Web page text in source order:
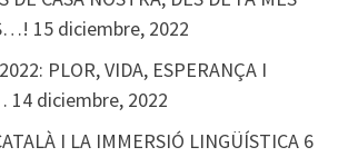
15 diciembre, 2022
PLOR, VIDA, ESPERANÇA I
14 diciembre, 2022
I LA IMMERSIÓ LINGÜÍSTICA 6